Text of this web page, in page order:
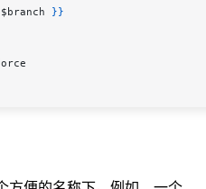
$branch }}